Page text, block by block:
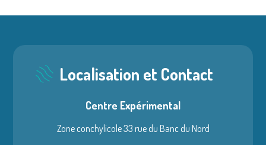
Localisation et Contact
Centre Expérimental
Zone conchylicole 33 rue du Banc du Nord